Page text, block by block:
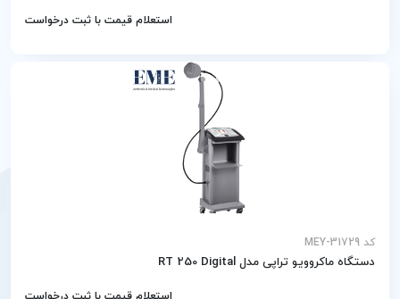
استعلام قیمت با ثبت درخواست
کد MEY-31729
دستگاه ماکروویو تراپی مدل RT 250 Digital